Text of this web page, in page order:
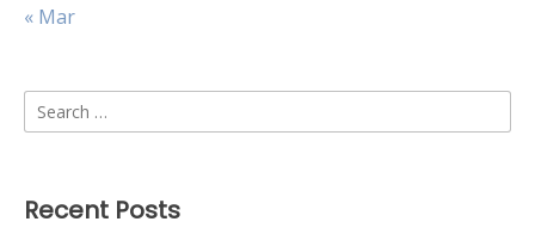
« Mar
Search
for:
Recent Posts